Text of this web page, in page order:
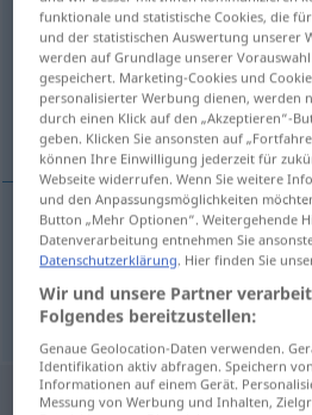
Übersicht aller
(Für mehr Details die Übersetzung
schräg, von der Seite,
schräg, von derSeite bokem
seitlich bokem
funktionale und statistische Cookies, die
und der statistischen Auswertung unserer
werden auf Grundlage unserer
gespeichert. Marketing-Cookies und
personalisierter Werbung dienen, werden
durch einen Klick auf den „Akzeptieren“-
geben. Klicken Sie ansonsten auf
können Ihre Einwilligung jederzeit für
Webseite widerrufen. Wenn Sie weitere
und den Anpassungsmöglichkeiten
Button „Mehr Optionen“. Weitergehende
Datenverarbeitung entnehmen Sie
Datenschutzerklärung. Hier finden Sie
Wir und unsere Partner
Folgendes bereitzustellen:
Genaue Geolocation-Daten verwenden.
Identifikation aktiv abfragen. Speichern
Informationen auf einem Gerät.
Messung von Werbung und Inhalten,